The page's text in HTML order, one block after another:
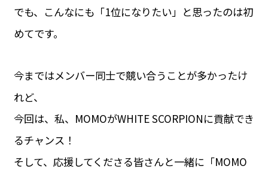
でも、こんなにも「1位になりたい」と思ったのは初
めてです。
今まではメンバー同士で競い合うことが多かったけ
れど、
今回は、私、MOMOがWHITE SCORPIONに貢献でき
るチャンス！
そして、応援してくださる皆さんと一緒に「MOMO